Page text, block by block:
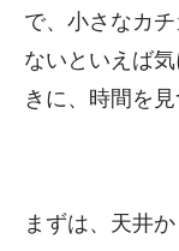
で、小さなカ
ないといえば
きに、時間を
まずは、天井